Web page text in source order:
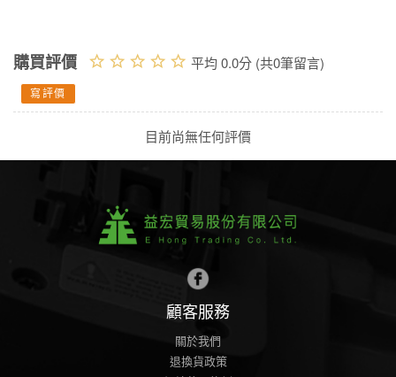
購買評價 平均 0.0分 (共0筆留言)
寫評價
目前尚無任何評價
顧客服務
關於我們
退換貨政策